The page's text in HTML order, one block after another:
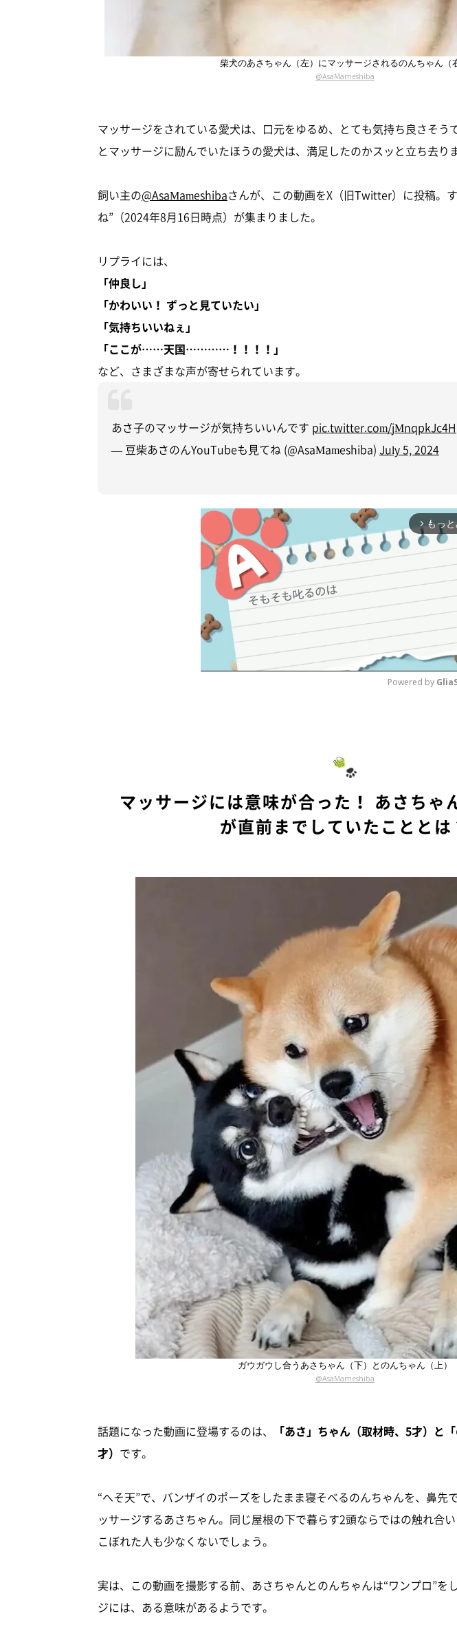
柴犬のあさちゃん（左）にマッサージされるのんちゃん（
@AsaMameshiba
マッサージをされている愛犬は、口元をゆるめ、とても気持ち良さそう
とマッサージに励んでいたほうの愛犬は、満足したのかスッと立ち去り
飼い主の@AsaMameshibaさんが、この動画をX（旧Twitter）に投稿。
ね”（2024年8月16日時点）が集まりました。
リプライには、
「仲良し」
「かわいい！ ずっと見ていたい」
「気持ちいいねぇ」
「ここが……天国…………！！！！」
など、さまざまな声が寄せられています。
あさ子のマッサージが気持ちいいんです pic.twitter.com/jMnqpkJc4H
— 豆柴あさのんYouTubeも見てね (@AsaMameshiba) July 5, 2024
arrow_forward_ios もっ
Powered by
マッサージには意味が合った！ あさちゃ
が直前までしていたこととは
ガウガウし合うあさちゃん（下）とのんちゃん（上）
@AsaMameshiba
話題になった動画に登場するのは、
「あさ」ちゃん（取材時、5才）と
才） です。
“へそ天”で、バンザイのポーズをしたまま寝そべるのんちゃんを、鼻先
ッサージするあさちゃん。同じ屋根の下で暮らす2頭ならではの触れ合
こぼれた人も少なくないでしょう。
実は、この動画を撮影する前、あさちゃんとのんちゃんは“ワンプロ”を
ジには、ある意味があるようです。